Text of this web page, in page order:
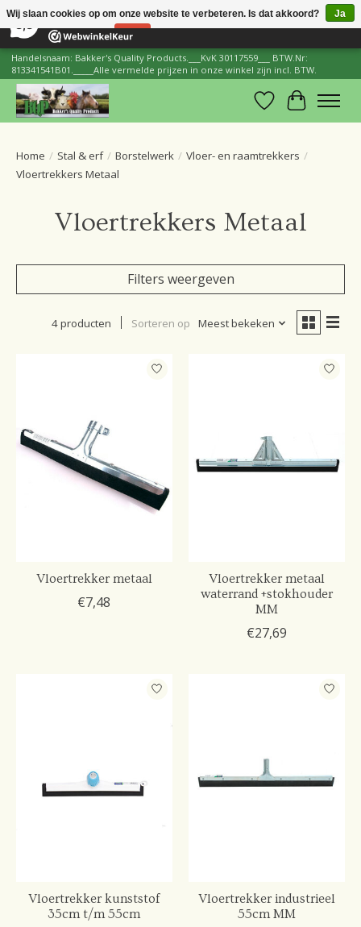
206 Reviews ×
Handelsnaam: Bakker's Quality Products.___KvK 30117559___ BTW.Nr:
813341541B01._____Alle vermelde prijzen in onze winkel zijn incl. BTW.
Verlanglijst
Home / Stal & erf / Borstelwerk / Vloer- en raamtrekkers /
Vloertrekkers Metaal
Vloertrekkers Metaal
Filters weergeven
4 producten Sorteren op Meest bekeken
Vloertrekker metaal
€7,48
Vloertrekker metaal
waterrand +stokhouder
MM
€27,69
Vloertrekker kunststof
35cm t/m 55cm
Vloertrekker industrieel
55cm MM
Wij slaan cookies op om onze website te verbeteren. Is dat akkoord?
Ja
Nee